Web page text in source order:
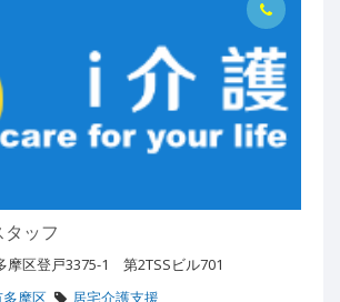
ッフ
摩区登戸3375-1 第2TSSビル701
摩区
居宅介護支援